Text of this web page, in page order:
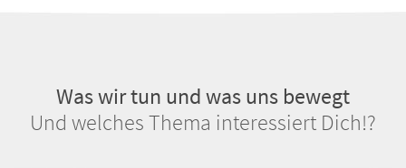
Was wir tun und was uns bewegt
Und welches Thema interessiert Dich!?